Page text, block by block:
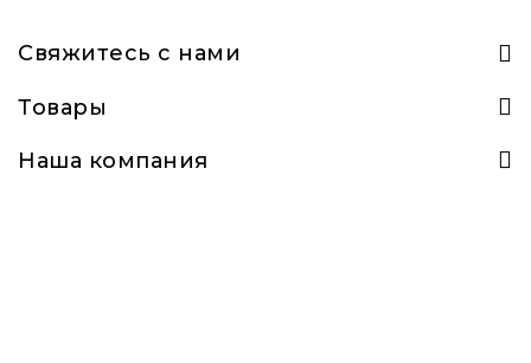
Свяжитесь с нами
Товары
Наша компания